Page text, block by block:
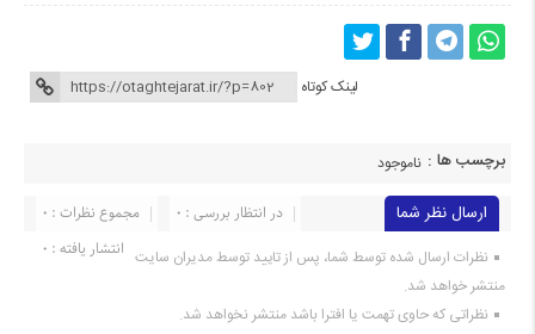
لینک کوتاه
برچسب ها : ناموجود
ارسال نظر شما مجموع نظرات : 0
در انتظار بررسی : 0
انتشار یافته : 0 نظرات ارسال شده توسط شما، پس از تایید توسط مدیران سایت
منتشر خواهد شد.
نظراتی که حاوی تهمت یا افترا باشد منتشر نخواهد شد.